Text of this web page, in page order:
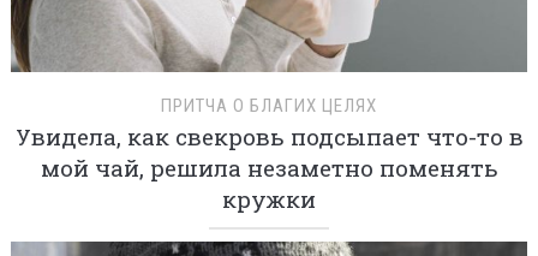
ПРИТЧА О БЛАГИХ ЦЕЛЯХ
Увидела, как свекровь подсыпает что-то в
мой чай, решила незаметно поменять
кружки